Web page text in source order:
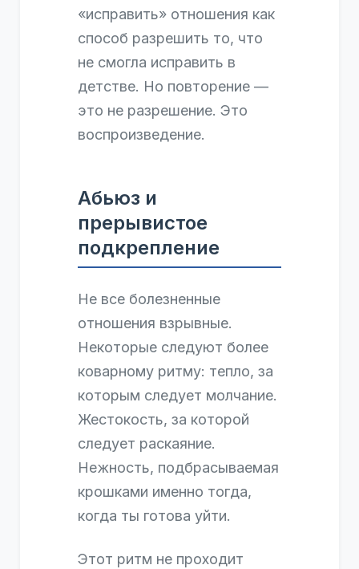
«исправить» отношения как
способ разрешить то, что
не смогла исправить в
детстве. Но повторение —
это не разрешение. Это
воспроизведение.
Абьюз и
прерывистое
подкрепление
Не все болезненные
отношения взрывные.
Некоторые следуют более
коварному ритму: тепло, за
которым следует молчание.
Жестокость, за которой
следует раскаяние.
Нежность, подбрасываемая
крошками именно тогда,
когда ты готова уйти.
Этот ритм не проходит